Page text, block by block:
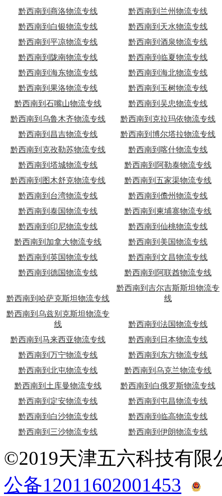
黔西南到商洛物流专线
黔西南到兰州物流专线
黔西南到白银物流专线
黔西南到天水物流专线
黔西南到平凉物流专线
黔西南到酒泉物流专线
黔西南到陇南物流专线
黔西南到临夏物流专线
黔西南到海东物流专线
黔西南到海北物流专线
黔西南到果洛物流专线
黔西南到玉树物流专线
黔西南到石嘴山物流专线
黔西南到吴忠物流专线
黔西南到乌鲁木齐物流专线
黔西南到克拉玛依物流专线
黔西南到昌吉物流专线
黔西南到博尔塔拉物流专线
黔西南到克孜勒苏物流专线
黔西南到喀什物流专线
黔西南到塔城物流专线
黔西南到阿勒泰物流专线
黔西南到图木舒克物流专线
黔西南到五家渠物流专线
黔西南到台湾物流专线
黔西南到儋州物流专线
黔西南到泰国物流专线
黔西南到柬埔寨物流专线
黔西南到印尼物流专线
黔西南到仙桃物流专线
黔西南到加拿大物流专线
黔西南到美国物流专线
黔西南到英国物流专线
黔西南到文昌物流专线
黔西南到德国物流专线
黔西南到阿联酋物流专线
黔西南到哈萨克斯坦物流专线
黔西南到吉尔吉斯斯坦物流专
线
黔西南到乌兹别克斯坦物流专
线
黔西南到法国物流专线
黔西南到马来西亚物流专线
黔西南到日本物流专线
黔西南到万宁物流专线
黔西南到东方物流专线
黔西南到北屯物流专线
黔西南到乌克兰物流专线
黔西南到土库曼物流专线
黔西南到白俄罗斯物流专线
黔西南到定安物流专线
黔西南到屯昌物流专线
黔西南到白沙物流专线
黔西南到临高物流专线
黔西南到三沙物流专线
黔西南到伊朗物流专线
©2019天津五六科技有
公备12011602001453